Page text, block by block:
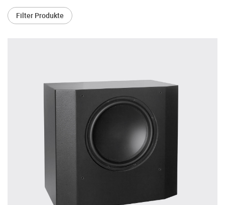
treffen.
Geschmack desjenigen, auf den sie gehört
haben. Deshalb bieten wir Ihnen die
Möglichkeit, Ihr(e) Wunschgerät(e) ganz
ohne Zeitdruck in unserem Palazzo
Hörschloss Probe zu hören. Nutzen Sie
diese Möglichkeit!
Vereinbaren Sie einen Hörtermin.
Filter Produkte